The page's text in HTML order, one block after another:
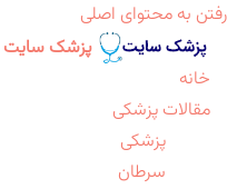
رفتن به محتوای اصلی
پزشک سایت
خانه
مقالات پزشکی
پزشکی
سرطان